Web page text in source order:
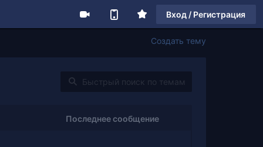
Вход / Регистрация
Создать тему
Последнее сообщение